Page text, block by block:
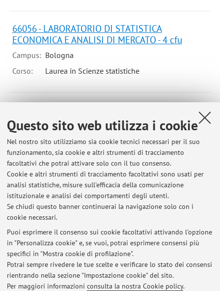
Questo sito web utilizza i cookie
Nel nostro sito utilizziamo sia cookie tecnici necessari per il suo
funzionamento, sia cookie e altri strumenti di tracciamento
facoltativi che potrai attivare solo con il tuo consenso.
Cookie e altri strumenti di tracciamento facoltativi sono usati per
analisi statistiche, misure sull'efficacia della comunicazione
istituzionale e analisi dei comportamenti degli utenti.
Se chiudi questo banner continuerai la navigazione solo con i
cookie necessari.
Puoi esprimere il consenso sui cookie facoltativi attivando l'opzione
in "Personalizza cookie" e, se vuoi, potrai esprimere consensi più
specifici in "Mostra cookie di profilazione".
Potrai sempre rivedere le tue scelte e verificare lo stato dei consensi
rientrando nella sezione "Impostazione cookie" del sito.
Per maggiori informazioni consulta la nostra Cookie policy.
66056 - LABORATORIO DI STATISTICA
ECONOMICA E ANALISI DI MERCATO - 4 cfu
Campus: Bologna
Corso:
Laurea in Scienze statistiche
Campus:Rimini
Corso:
Laurea in Statistica, finanza e assicurazioni
Periodo delle lezioni: dal 16 settembre 2026 al 8 ottobre
2026
Orario delle lezioni
Ultimi avvisi
Orario di ricevimento
Pubblicato il: 16 giugno 2010